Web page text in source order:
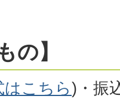
の】
こちら)・振